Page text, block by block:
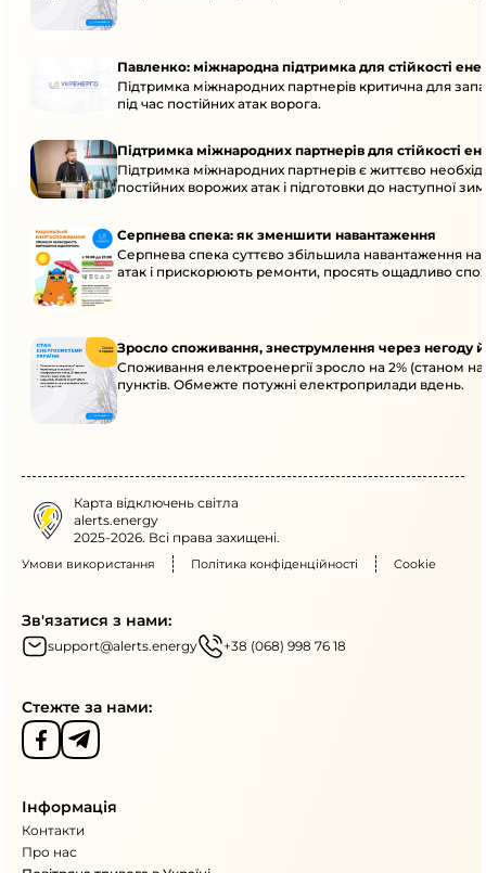
Павленко: міжнародна підтримка для стійкості
Підтримка міжнародних партнерів критична для
під час постійних атак ворога.
Підтримка міжнародних партнерів для стійкості
Підтримка міжнародних партнерів є життєво
постійних ворожих атак і підготовки до наступної
Серпнева спека: як зменшити навантаження
Серпнева спека суттєво збільшила навантаження
атак і прискорюють ремонти, просять ощадливо
Зросло споживання, знеструмлення через негоду
Споживання електроенергії зросло на 2% (станом
пунктів. Обмежте потужні електроприлади вдень.
Карта відключень світла
alerts.energy
2025-2026. Всі права захищені.
Умови використання Політика конфіденційності Cookie
Зв'язатися з нами:
support@alerts.energy +38 (068) 998 76 18
Стежте за нами:
Інформація
Контакти
Про нас